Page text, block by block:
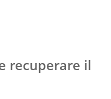
recuperare il